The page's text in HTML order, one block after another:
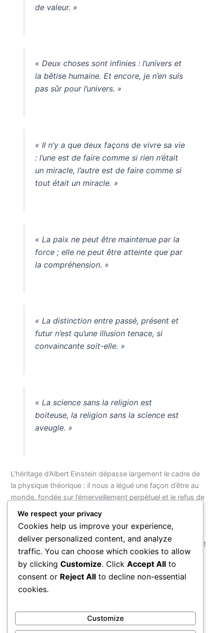
de valeur. »
« Deux choses sont infinies : l’univers et
la bêtise humaine. Et encore, je n’en suis
pas sûr pour l’univers. »
« Il n’y a que deux façons de vivre sa vie
: l’une est de faire comme si rien n’était
un miracle, l’autre est de faire comme si
tout était un miracle. »
« La paix ne peut être maintenue par la
force ; elle ne peut être atteinte que par
la compréhension. »
« La distinction entre passé, présent et
futur n’est qu’une illusion tenace, si
convaincante soit-elle. »
« La science sans la religion est
boiteuse, la religion sans la science est
aveugle. »
L’héritage d’Albert Einstein dépasse largement le cadre de
la physique théorique : il nous a légué une façon d’être au
monde, fondée sur l’émerveillement perpétuel et le refus de
la pensée fermée. Ses mots continuent de résonner parce
qu’ils parlent à l’enfant curieux qui sommeille en chacun de
nous, celui qui ose encore poser des questions sans
craindre les réponses. Dans un monde qui valorise souvent
le savoir accumulé au détriment de l’imagination vive,
Einstein nous rappelle que c’est précisément l’inverse qui
ouvre les portes de l’infini.
PRÉCÉDENT SUIVANT
We respect your privacy
Cookies help us improve your experience,
deliver personalized content, and analyze
traffic. You can choose which cookies to allow
by clicking Customize. Click Accept All to
consent or Reject All to decline non-essential
cookies.
Customize